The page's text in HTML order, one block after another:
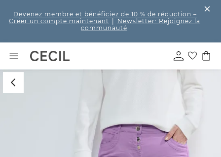
Devenez membre et bénéficiez de 10 % de réduction –
Créer un compte maintenant
Newsletter: Rejoignez la
communauté